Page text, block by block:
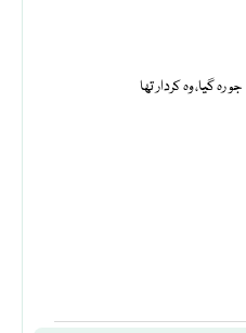
جو رہ گیا، وہ کردار تھا